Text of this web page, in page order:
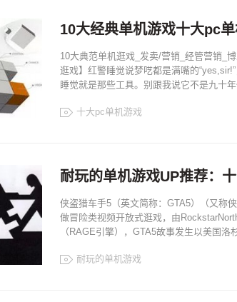
10大经典单机游戏十大pc
10大典范单机逛戏_发卖/营销_经管营销_
逛戏】红警睡觉说梦呓都是满嘴的
睡觉就是那些工具。别跟我说它不是九十
十大pc单机游戏
耐玩的单机游戏UP推荐：
侠盗猎车手5（英文简称：GTA5）（又称
做冒险类视频开放式逛戏，由
（RAGE引擎），GTA5故事发生以美国洛
耐玩的单机游戏